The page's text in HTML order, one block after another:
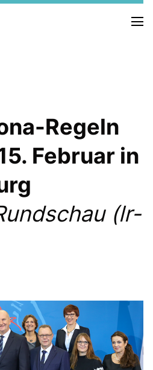
VITA
BÜRGERBÜRO
WAHLKREIS
Deutschland
Brandenburger Landtag
Brandenburg
Regeln
Februar in
(lr-